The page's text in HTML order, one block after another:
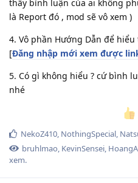
thấy bình luận của ai không
là Report đó , mod sẽ vô xem )
4. Vô phần Hướng Dẫn để hiểu
[Đăng nhập mới xem được
5. Có gì không hiểu ? cứ bình
nhé
NekoZ410, NothingSpecial,
bruhlmao, KevinSensei,
xem.